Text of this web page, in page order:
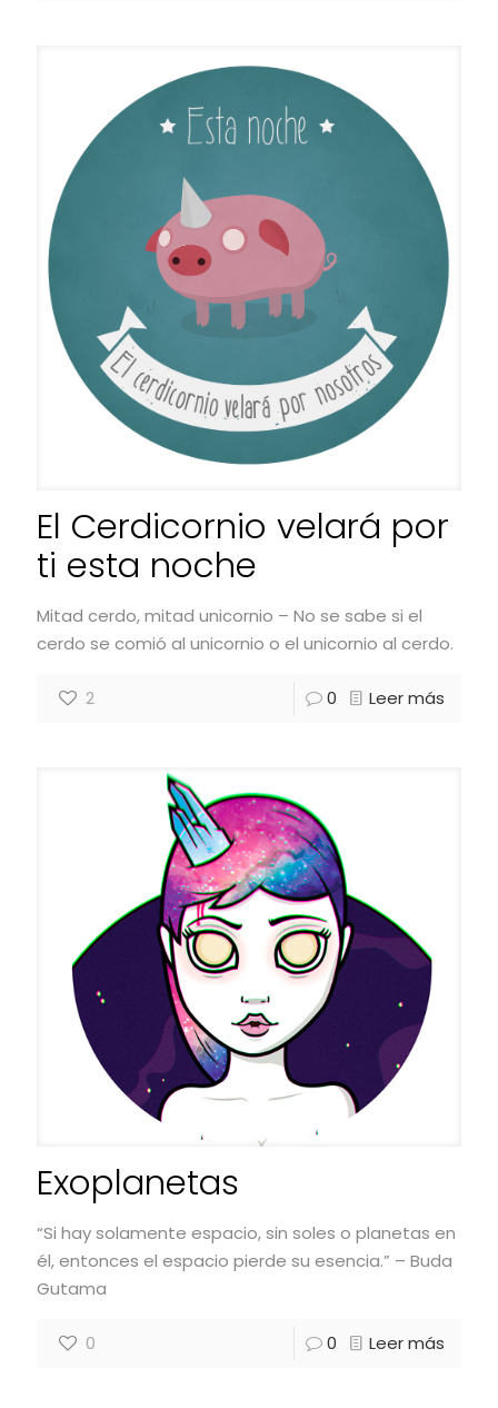
El Cerdicornio velará por
ti esta noche
Mitad cerdo, mitad unicornio – No se sabe si el
cerdo se comió al unicornio o el unicornio al cerdo.
2 0 Leer más
Exoplanetas
“Si hay solamente espacio, sin soles o planetas en
él, entonces el espacio pierde su esencia.” – Buda
Gutama
0 0 Leer más